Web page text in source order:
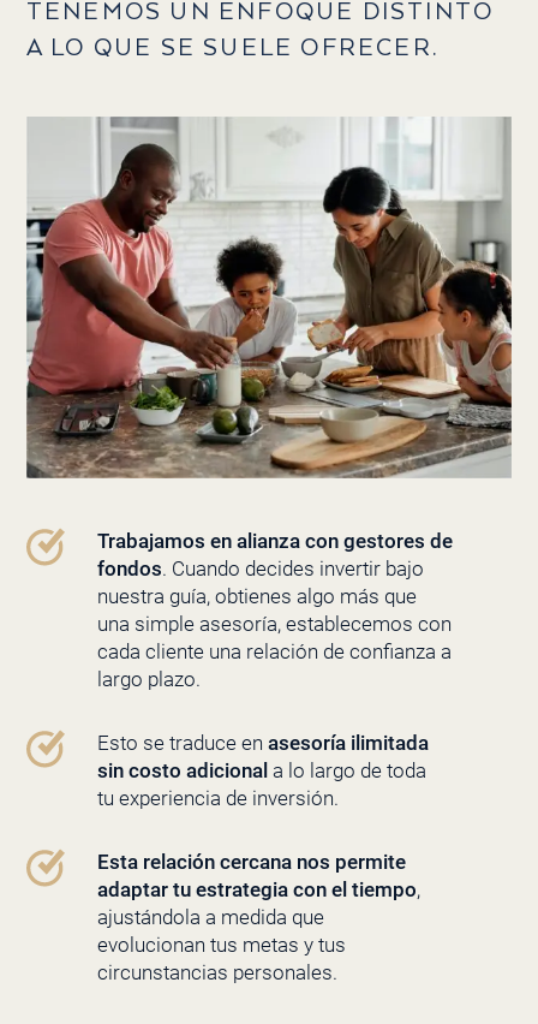
TENEMOS UN ENFOQUE DISTINTO
A LO QUE SE SUELE OFRECER.
Trabajamos en alianza con gestores de
fondos. Cuando decides invertir bajo
nuestra guía, obtienes algo más que
una simple asesoría, establecemos con
cada cliente una relación de confianza a
largo plazo.
Esto se traduce en asesoría ilimitada
sin costo adicional a lo largo de toda
tu experiencia de inversión.
Esta relación cercana nos permite
adaptar tu estrategia con el tiempo,
ajustándola a medida que
evolucionan tus metas y tus
circunstancias personales.